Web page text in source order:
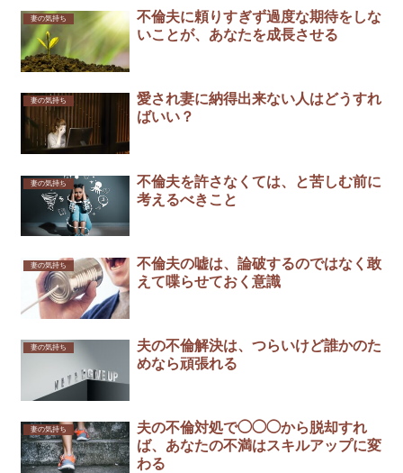
妻の気持ち
不倫夫に頼りすぎず過度な期待をしな
いことが、あなたを成長させる
妻の気持ち
愛され妻に納得出来ない人はどうすれ
ばいい？
妻の気持ち
不倫夫を許さなくては、と苦しむ前に
考えるべきこと
妻の気持ち
不倫夫の嘘は、論破するのではなく敢
えて喋らせておく意識￼
妻の気持ち
夫の不倫解決は、つらいけど誰かのた
めなら頑張れる
妻の気持ち
夫の不倫対処で◯◯◯から脱却すれ
ば、あなたの不満はスキルアップに変
わる